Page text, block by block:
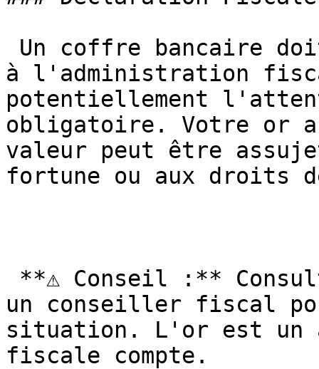
à l'administration
potentiellement
obligatoire. Votre or
valeur peut être
fortune ou aux droits
un conseiller fiscal
situation. L'or est un
fiscale compte.